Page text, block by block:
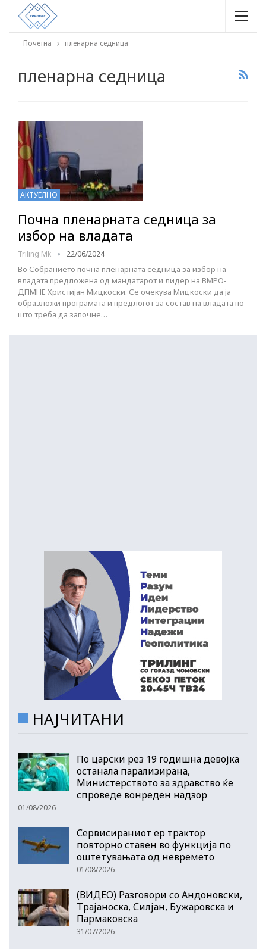
Почетна пленарна седница
пленарна седница
АКТУЕЛНО
Почна пленарната седница за
избор на владата
Triling Mk 22/06/2024
Во Собранието почна пленарната седница за избор на
владата предложена од мандатарот и лидер на ВМРО-
ДПМНЕ Христијан Мицкоски. Се очекува Мицкоски да ја
образложи програмата и предлогот за состав на владата по
што треба да започне…
НАЈЧИТАНИ
По царски рез 19 годишна девојка
останала парализирана,
Министерството за здравство ќе
спроведе вонреден надзор
01/08/2026
Сервисираниот ер трактор
повторно ставен во функција по
оштетувањата од невремето
01/08/2026
(ВИДЕО) Разговори со Андоновски,
Трајаноска, Силјан, Бужаровска и
Пармаковска
31/07/2026